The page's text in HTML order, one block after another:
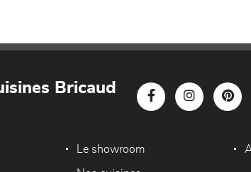
Bricaud
Le showroom